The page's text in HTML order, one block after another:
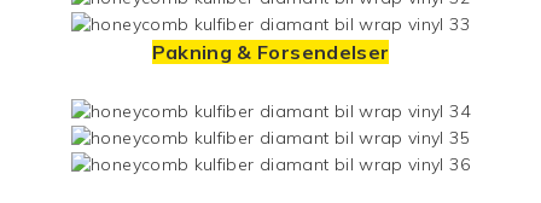
Pakning & Forsendelser